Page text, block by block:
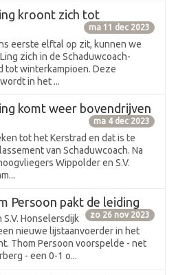
kroont zich tot
ma 11 dec 2023
eerste elftal op zit, kunnen we
zich in de Schaduwcoach-
tot winterkampioen. Deze
in het ...
komt weer bovendrijven
ma 4 dec 2023
tot het Kerstrad en dat is te
van Schaduwcoach. Na
Wippolder en S.V.
Persoon pakt de leiding
zo 26 nov 2023
Honselersdijk
nieuwe lijstaanvoerder in het
Thom Persoon voorspelde - net
- een 0-1 o...